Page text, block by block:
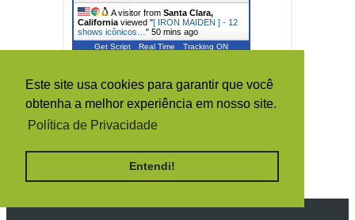
Este site usa cookies para garantir que você
obtenha a melhor experiência em nosso site.
Política de Privacidade
Entendi!
A visitor from Santa Clara,
California viewed "[ IRON MAIDEN ] - 12
shows icônicos… " 50 mins ago
Get Script Real Time Tracking ON
TOTAL DE VISUALIZAÇÕES DE
PÁGINA
1 5 0 1 6 5
4
4